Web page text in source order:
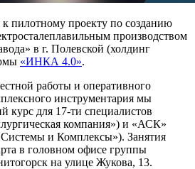
пилотному проекту по созданию
производством
в г. Полевской (холдинг
«ИНКА 4.0».
работы и оперативного
инструментария мы
курс для 17-ти специалистов
компания») и «АСК»
и Комплексы»). Занятия
в головном офисе группы
на улице Жукова, 13.